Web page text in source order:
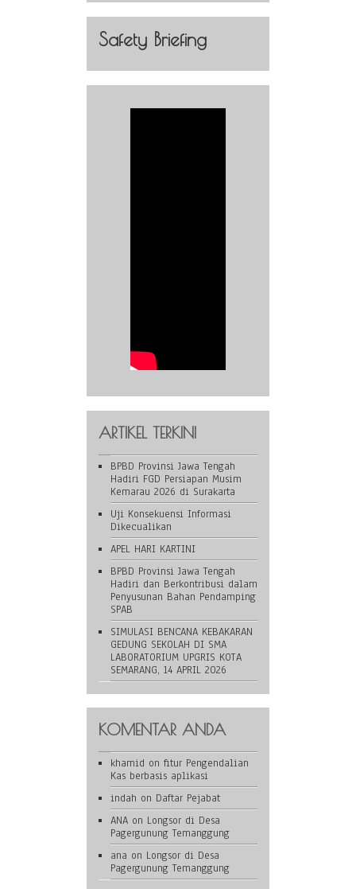
Safety Briefing
ARTIKEL TERKINI
BPBD Provinsi Jawa Tengah
Hadiri FGD Persiapan Musim
Kemarau 2026 di Surakarta
Uji Konsekuensi Informasi
Dikecualikan
APEL HARI KARTINI
BPBD Provinsi Jawa Tengah
Hadiri dan Berkontribusi dalam
Penyusunan Bahan Pendamping
SPAB
SIMULASI BENCANA KEBAKARAN
GEDUNG SEKOLAH DI SMA
LABORATORIUM UPGRIS KOTA
SEMARANG, 14 APRIL 2026
KOMENTAR ANDA
khamid on fitur Pengendalian
Kas berbasis aplikasi
indah on Daftar Pejabat
ANA on Longsor di Desa
Pagergunung Temanggung
ana on Longsor di Desa
Pagergunung Temanggung